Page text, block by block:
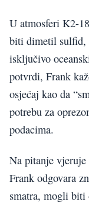
U atmosferi K2-
biti dimetil sulfid,
isključivo
potvrdi, Frank
osjećaj kao da
potrebu za
podacima.
Na pitanje
Frank odgovara
smatra, mogli biti